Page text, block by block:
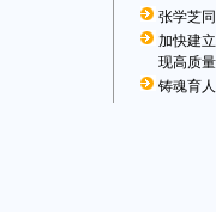
张学芝
加快建
现高质
铸魂育